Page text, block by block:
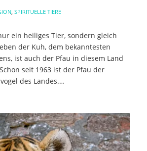
, SPIRITUELLE TIERE
ein heiliges Tier, sondern gleich
der Kuh, dem bekanntesten
ist auch der Pfau in diesem Land
seit 1963 ist der Pfau der
des Landes.…